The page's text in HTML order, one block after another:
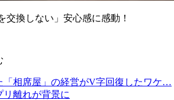
交換しない」安心感に感動！
「相席屋」の経営がV字回復したワケ…
リ離れが背景に